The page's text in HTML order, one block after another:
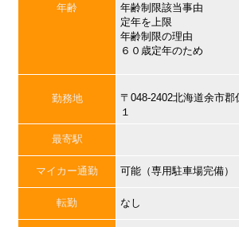
年齢
年齢制限該当事由
定年を上限
年齢制限の理由
６０歳定年のため
勤務地
〒048-2402北海道余市郡
１
最寄駅
マイカー通勤 可能（専用駐車場完備）
転勤 なし